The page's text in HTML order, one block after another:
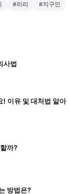
#리리 #지구인
사법
! 이유 및 대처법 알아
까?
방법은?